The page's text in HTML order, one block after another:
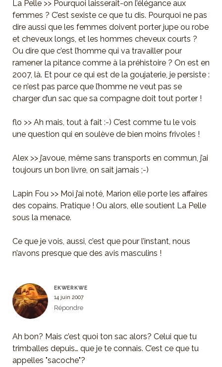
La Pelle >> Pourquoi laisserait-on l’élégance aux
femmes ? C’est sexiste ce que tu dis. Pourquoi ne pas
dire aussi que les femmes doivent porter jupe ou robe
et cheveux longs, et les hommes cheveux courts ?
Ou dire que c’est l’homme qui va travailler pour
ramener la pitance comme à la préhistoire ? On est en
2007, là. Et pour ce qui est de la goujaterie, je persiste :
ce n’est pas parce que l’homme ne veut pas se
charger d’un sac que sa compagne doit tout porter !
flo >> Ah mais, tout à fait :-) C’est comme tu le vois
une question qui en soulève de bien moins frivoles !
Alex >> j’avoue, même sans transports en commun, j’ai
toujours un bon livre, on sait jamais ;-)
Lapin Fou >> Moi j’ai noté, Marion elle porte les affaires
des copains. Pratique ! Ou alors, elle soutient La Pelle
sous la menace.
Ce que je vois, aussi, c’est que pour l’instant, nous
n’avons presque que des avis masculins !
EKWERKWE
14 juin 2007
Répondre
Ah bon? Mais c’est quoi ton sac alors? Celui que tu
trimballes depuis… que je te connais. C’est ce que tu
appelles "sacoche"?